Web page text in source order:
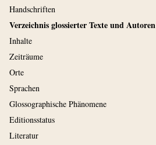
Handschriften
Verzeichnis glossierter Texte und Autoren
Inhalte
Zeiträume
Orte
Sprachen
Glossographische Phänomene
Editionsstatus
Literatur